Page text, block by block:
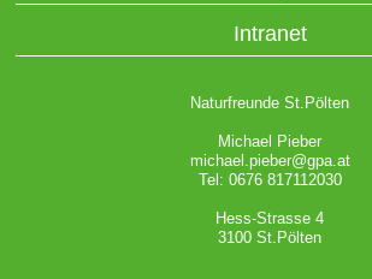
Intranet
Naturfreunde St.Pölten
Michael Pieber
michael.pieber@gpa.at
Tel: 0676 817112030
Hess-Strasse 4
3100 St.Pölten